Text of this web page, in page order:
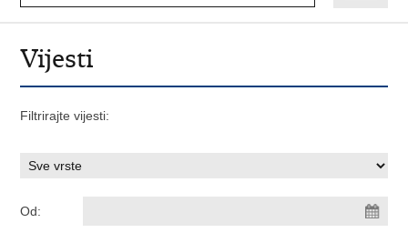
Vijesti
Filtrirajte vijesti:
Od: